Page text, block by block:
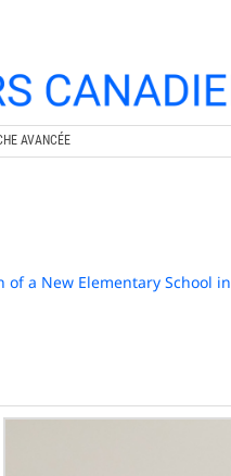
AVANCÉE
a New Elementary School in